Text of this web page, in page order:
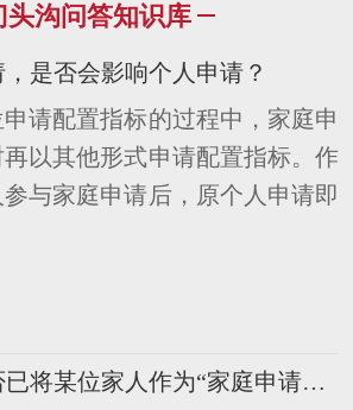
头沟问答知识库
是否会影响个人申请？
请配置指标的过程中，家庭申
以其他形式申请配置指标。作
与家庭申请后，原个人申请即
如何确定是否已将某位家人作为“家庭申请人”填报进入家庭申请中？